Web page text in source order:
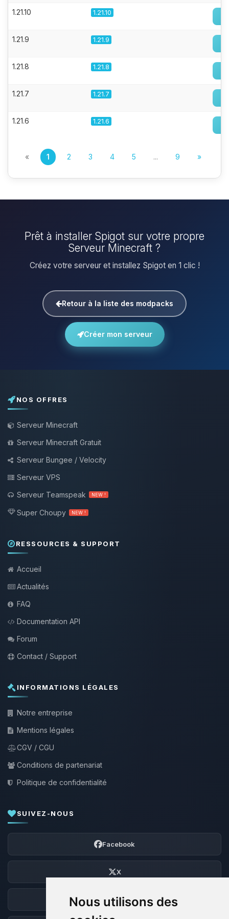
Nous utilisons des
1.21.10 1.21.10
1.21.9 1.21.9
1.21.8 1.21.8
1.21.7 1.21.7
1.21.6 1.21.6
« 1 2 3 4 5 ... 9 »
Prêt à installer Spigot sur votre propre
Serveur Minecraft ?
Créez votre serveur et installez Spigot en 1 clic !
Retour à la liste des modpacks
Créer mon serveur
NOS OFFRES
Serveur Minecraft
Serveur Minecraft Gratuit
Serveur Bungee / Velocity
Serveur VPS
Serveur Teamspeak
NEW !
Super Choupy NEW !
RESSOURCES & SUPPORT
Accueil
Actualités
FAQ
Documentation API
Forum
Contact / Support
INFORMATIONS LÉGALES
Notre entreprise
Mentions légales
CGV / CGU
Conditions de partenariat
Politique de confidentialité
SUIVEZ-NOUS
Facebook
X
Discord